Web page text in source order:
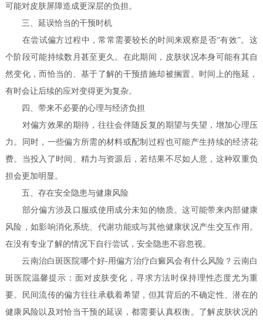
可能对皮肤屏障造成更深层的负担。
三、延误恰当的干预时机
在尝试偏方过程中，常常需要较长的时间来观察是否“有效”。这
个阶段可能持续数月甚至更久。在此期间，皮肤状况本身可能有其自
然变化，而恰当的、基于了解的干预措施却被搁置。时间上的拖延，
有时会让后续的应对变得更为复杂。
四、带来不必要的心理与经济负担
对偏方效果的期待，往往会伴随反复的期望与失望，增加心理压
力。同时，一些偏方所需的材料或配制过程也可能产生持续的经济花
费。当投入了时间、精力与资源后，若结果不尽如人意，这种双重负
担会更加明显。
五、存在安全隐患与健康风险
部分偏方涉及口服或使用成分未知的物质。这可能带来内部健康
风险，如影响消化系统、代谢功能或与其他健康状况产生交互作用。
在没有专业了解的情况下自行尝试，安全隐患不容忽视。
云南治白斑医院哪个好-用偏方治疗白癜风会有什么风险？云南白
斑医院温馨提示：面对皮肤变化，寻求方法时保持理性态度尤为重
要。民间流传的偏方往往承载着希望，但其背后的不确定性、潜在的
健康风险以及对恰当干预的延误，都需要认真权衡。了解皮肤状况的